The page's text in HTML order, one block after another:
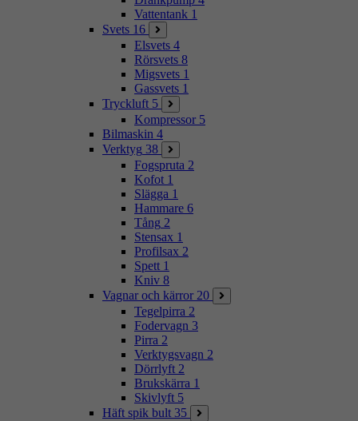
Vattentank 1
Svets 16
Elsvets 4
Rörsvets 8
Migsvets 1
Gassvets 1
Tryckluft 5
Kompressor 5
Bilmaskin 4
Verktyg 38
Fogspruta 2
Kofot 1
Slägga 1
Hammare 6
Tång 2
Stensax 1
Profilsax 2
Spett 1
Kniv 8
Vagnar och kärror 20
Tegelpirra 2
Fodervagn 3
Pirra 2
Verktygsvagn 2
Dörrlyft 2
Brukskärra 1
Skivlyft 5
Häft spik bult 35